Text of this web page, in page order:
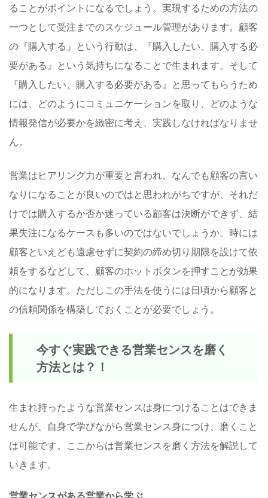
ることがポイントになるでしょう。実現するための方法の
一つとして受注までのスケジュール管理があります。顧客
の『購入する』という行動は、『購入したい、購入する必
要がある』という気持ちになることで生まれます。そして
『購入したい、購入する必要がある』と思ってもらうため
には、どのようにコミュニケーションを取り、どのような
情報発信が必要かを緻密に考え、実践しなければなりませ
ん。
営業はヒアリング力が重要と言われ、なんでも顧客の言い
なりになることが良いのではと思われがちですが、それだ
けでは購入するか否か迷っている顧客は決断ができず、結
果失注になるケースも多いのではないでしょうか。時には
顧客といえども遠慮せずに契約の締め切り期限を設けて依
頼をするなどして、顧客のホットボタンを押すことが効果
的になります。ただしこの手法を使うには日頃から顧客と
の信頼関係を構築しておくことが必要でしょう。
今すぐ実践できる営業センスを磨く
方法とは？！
生まれ持ったような営業センスは身につけることはできま
せんが、自身で学びながら営業センス身につけ、磨くこと
は可能です。ここからは営業センスを磨く方法を解説して
いきます。
営業センスがある営業から学ぶ